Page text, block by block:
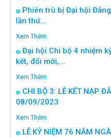
Phiên trù bị Đại hội
lần thứ...
Xem Thêm
Đại hội Chi bộ 4 nhiệm
kết, đổi mới,...
Xem Thêm
CHI BỘ 3: LỄ KẾT NẠP
08/09/2023
Xem Thêm
LỄ KỶ NIỆM 76 NĂM